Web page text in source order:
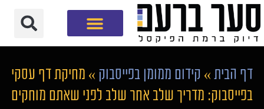
דף הבית » קידום ממומן בפייסבוק » מחיקת דף עסקי
בפייסבוק: מדריך שלב אחר שלב לפני שאתם מוחקים